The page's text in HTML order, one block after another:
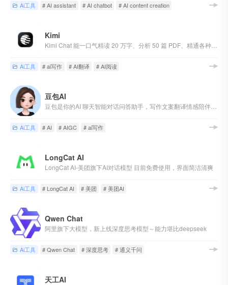
Ai工具 # AI assistant # AI chatbot # AI content creation
Kimi
Ai工具 # ai写作 # AI翻译 # AI阅读
豆包AI
Ai工具 # AI # AIGC # ai写作
LongCat AI
LongCat AI-美团旗下AI对话模型 目前免费使用，界面简洁清爽
Ai工具 # LongCat AI # 美团 # 美团AI
Qwen Chat
阿里旗下大模型，新上线深度思考模型～能力堪比deepseek
Ai工具 # Qwen Chat # 深度思考 # 通义千问
天工AI